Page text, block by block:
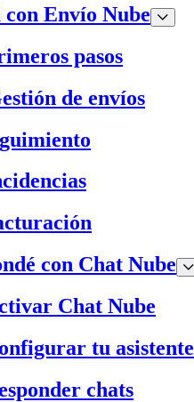
Envío Nube
pasos
de envíos
con Chat Nube
Chat Nube
tu asistente
chats